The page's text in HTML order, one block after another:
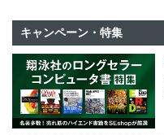
キャンペーン・特集